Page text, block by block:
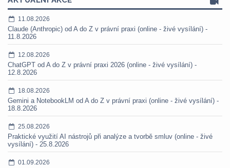
11.08.2026
Claude (Anthropic) od A do Z v právní praxi (online - živé vysílání) -
11.8.2026
12.08.2026
ChatGPT od A do Z v právní praxi 2026 (online - živé vysílání) -
12.8.2026
18.08.2026
Gemini a NotebookLM od A do Z v právní praxi (online - živé vysílání) -
18.8.2026
25.08.2026
Praktické využití AI nástrojů při analýze a tvorbě smluv (online - živé
vysílání) - 25.8.2026
01.09.2026